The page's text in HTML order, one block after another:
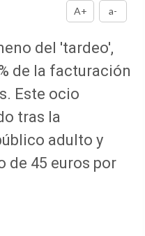
A+
a-
del 'tardeo',
de la facturación
Este ocio
tras la
adulto y
de 45 euros por